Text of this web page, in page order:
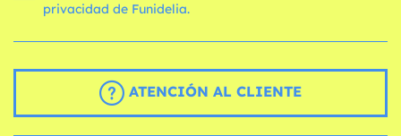
privacidad de Funidelia.
ATENCIÓN AL CLIENTE